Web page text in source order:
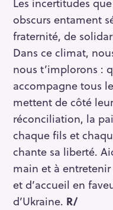
obscurs entament
fraternité, de
Dans ce climat,
nous t’implorons :
accompagne tous
mettent de côté
réconciliation, la
chaque fils et
chante sa liberté.
main et à
et d’accueil en
d’Ukraine. R/